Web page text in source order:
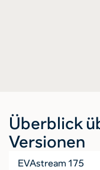
Überblick
Versionen
EVAstream 175